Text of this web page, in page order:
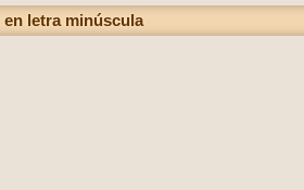
letra minúscula